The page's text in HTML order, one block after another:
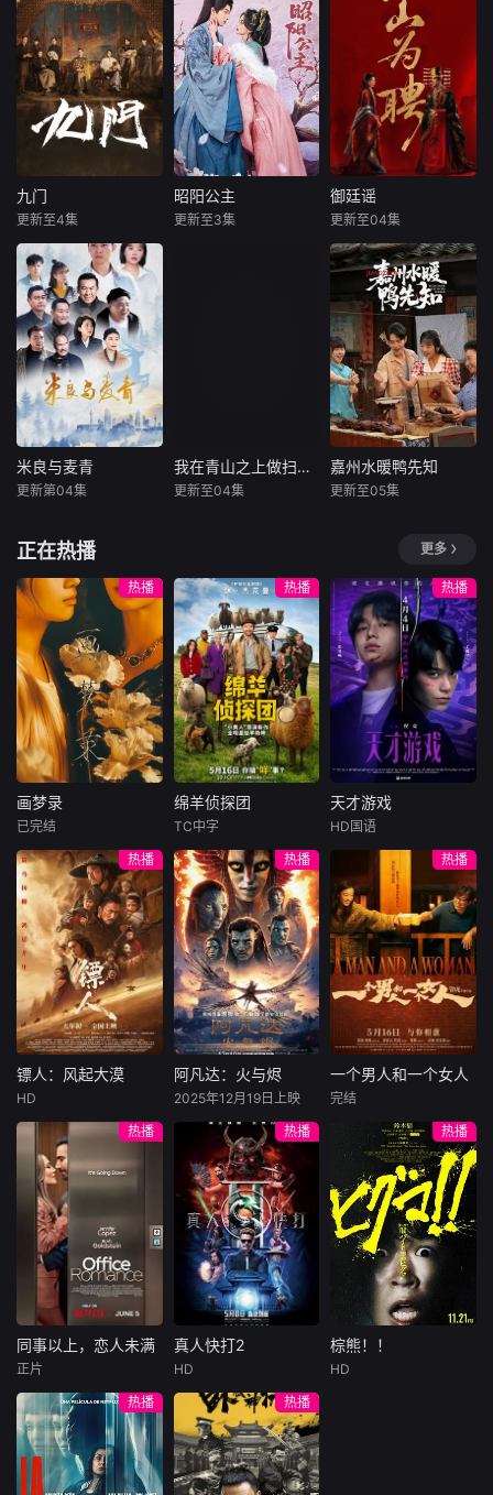
22岁的寒冬。踏过
荆棘，玫瑰终将滴
血盛开。
暂无简介
五个相互独
立，又彼此呼应的
故事——用一场精
心策划的“夏令营”
完成复仇的受害
者；临终前与遗憾
和解的“无用之
人”；共享同一具躯
体的人格“刮刮
乐”；病床前不离不
本剧讲述了90
年代末，怒河市刑
侦支队在无普及监
控、无DNA鉴定技
术的支持下，通过
摸排、勘查等传统
刑侦手段，接连破
获数起重案要案的
艰难过程。案件设
计采用“积案牵现
90年代质感为基调
九门
曾舜晞
《九门》讲述了长
沙风云再起之时，
张启山（陈伟霆
饰）与吴老狗（曾
舜晞 饰）强强联
手，携手霍仙姑
（陈瑶 饰）与九门
诸人共赴冒险奇
局。一桩401部队
的神秘失踪事件，
择、兄弟之情、门
派担当与家国大义
相互交织。九门众
人用热血和牺牲，
守护家园，共渡难
关。
九门
更新至4集
昭阳公主
朝为官，查清父亲
死因，却因意外与
状元，新考鹿鸣宴
沈孝面圣，第一道
奏疏就是弹劾这位
“骄奢淫逸”的公
主......两人从相杀到
相惜，相互欣赏生
出情愫。从对立到
联手，沈孝助公主
挣脱枷锁，两人在
并肩对抗的路上，
意识到这阶级之争
背后的症结：只有
人命运的安好。
昭阳公主
更新至3集
御廷谣
梁永棋
改编自行烟烟
的同名小说。孟廷
辉，大平王朝有史
以来个以女子进士
科三元及第入翰林
院的奇女子。十年
前的她被他从死人
堆里救出来，蓬头
垢面口齿不清。十
年后的她才学满
御廷谣
更新至04集
米良与麦青
一根网线连接了中
国鹿鸣村和英国牛
津，麦香通过视频
向米良宣告：婚不
结了。鹿鸣村开了
锅，村民大骂麦香
是叛徒。麦香是婚
前体检查出不孕
症，从此走上虐心
旅途。米良火速回
国，麦香有苦说不
出。米良不再相信
情感，空虚
米良与麦青
更新第04集
我在青山之上做扫地担当
里，乐天派吊车尾
王二（人送外号“扫
地担当”）与高冷全
能天才许芝兰，上
演了一段啼笑皆非
的成长故事。王二
沉迷网文、课业垫
底，却因善良纯真
打动了许芝兰，在
其帮助下转入体
我在青山之上做扫地担当
更新至04集
嘉州水暖鸭先知
不愿继承甜皮鸭家
业的coser少女赵
小柔，与母争吵后
被对手卢晓晓撞
倒，双双穿越至80
年代嘉州。卢晓晓
同行而至，二人以
现代思维展开事业
情感博弈。赵小柔
偶遇年轻父母，亲
历赵鸭子从摆摊到
名吃的艰辛，用现
代模
嘉州水暖鸭先知
更新至05集
正在热播 更多
热播
画梦录
林柏叡
民国的上海滩，身
怀绝技的孤女画师
许雁真，意外与身
陷危局的融汇银行
总账姜心羽产生交
集。姜心羽遭人陷
害，只得与许雁真
结盟，彼时银行欲
将国宝名画低价卖
给外国人，许雁真
仿造名画、偷天换
日。几经波折，两
人联手在各方势力
的夹缝间巧妙周
旋，共历险阻，破
解重重困境。
画梦录
已完结
热播
绵羊侦探团
尼可拉斯·博朗
尼古拉斯·加利齐纳
牧羊人乔治
（休·杰克曼饰）最
爱给羊群读侦探小
说，没想到自己有
一天会离奇死亡。
他留下的3000万
巨额遗产，让每个
人貌似都有犯罪动
机。警察毫无头绪
“不务正业”迈出牧
场，追查牧羊人“躺
平
绵羊侦探团
TC中字
热播
天才游戏
李蔓瑄
穷途末路的天才少
年刘全龙（彭昱畅
饰），被偏执富家
公子陈伦（丁禹兮
饰）选中，被迫踏
入一场为他量身打
造的“换命游戏”。
豪华别墅、名车名
表、神秘女友全部
备齐，在陈伦的精
瞬间拥有顶配人
生。
天才游戏
HD国语
热播
镖人：风起大漠
于适
大漠之上，镖人、
官府、西域五大家
族等多方势力盘根
错节、暗潮涌动。
“天字第二号逃犯”
刀马接下特殊押镖
任务，和同伴一起
从西域护镖远赴长
安。不料，他们的
护送对象竟是“天字
郎……天下熙熙皆
为利来，各方势力
闻风入局，抢镖厮
杀接连上演……
镖人：风起大漠
HD
热播
阿凡达：火与烬
佐伊·索尔达娜
西格妮·韦弗
影片聚焦杰克·萨利
与奈蒂莉一家的命
运起伏，在前作的
情感余波之上，深
刻描绘一个家族在
战火中如何成长、
并共同守护血脉相
连的情感纽带的历
程，从而将故事推
维度。此外，潘多
拉的全新领域也即
将揭晓
阿凡达：火与烬
2025年12月19日上映
热播
一个男人和一个女人
周汉宁
男人（黄渤
饰）和女人（倪妮
饰）飞机同时落
地，入住同一家酒
店，成为一墙之隔
的邻居。不够隔音
的房间暴露了男人
和女人因生活暂停
陷入的困境，健
康、家庭、婚姻、
一个男人和一个女人
完结
热播
同事以上，恋人未满
布雷特·戈德斯坦
贝蒂·吉尔平
洛佩兹饰演的航空
公司 和戈德斯坦饰
同事以上，恋人未满
正片
热播
真人快打2
阿德莱恩·鲁道夫
杰西卡·麦克娜美
过气好莱坞演
员强尼·凯奇（卡尔·
真人快打2
HD
热播
棕熊！！
棕熊！！
HD
热播
热播